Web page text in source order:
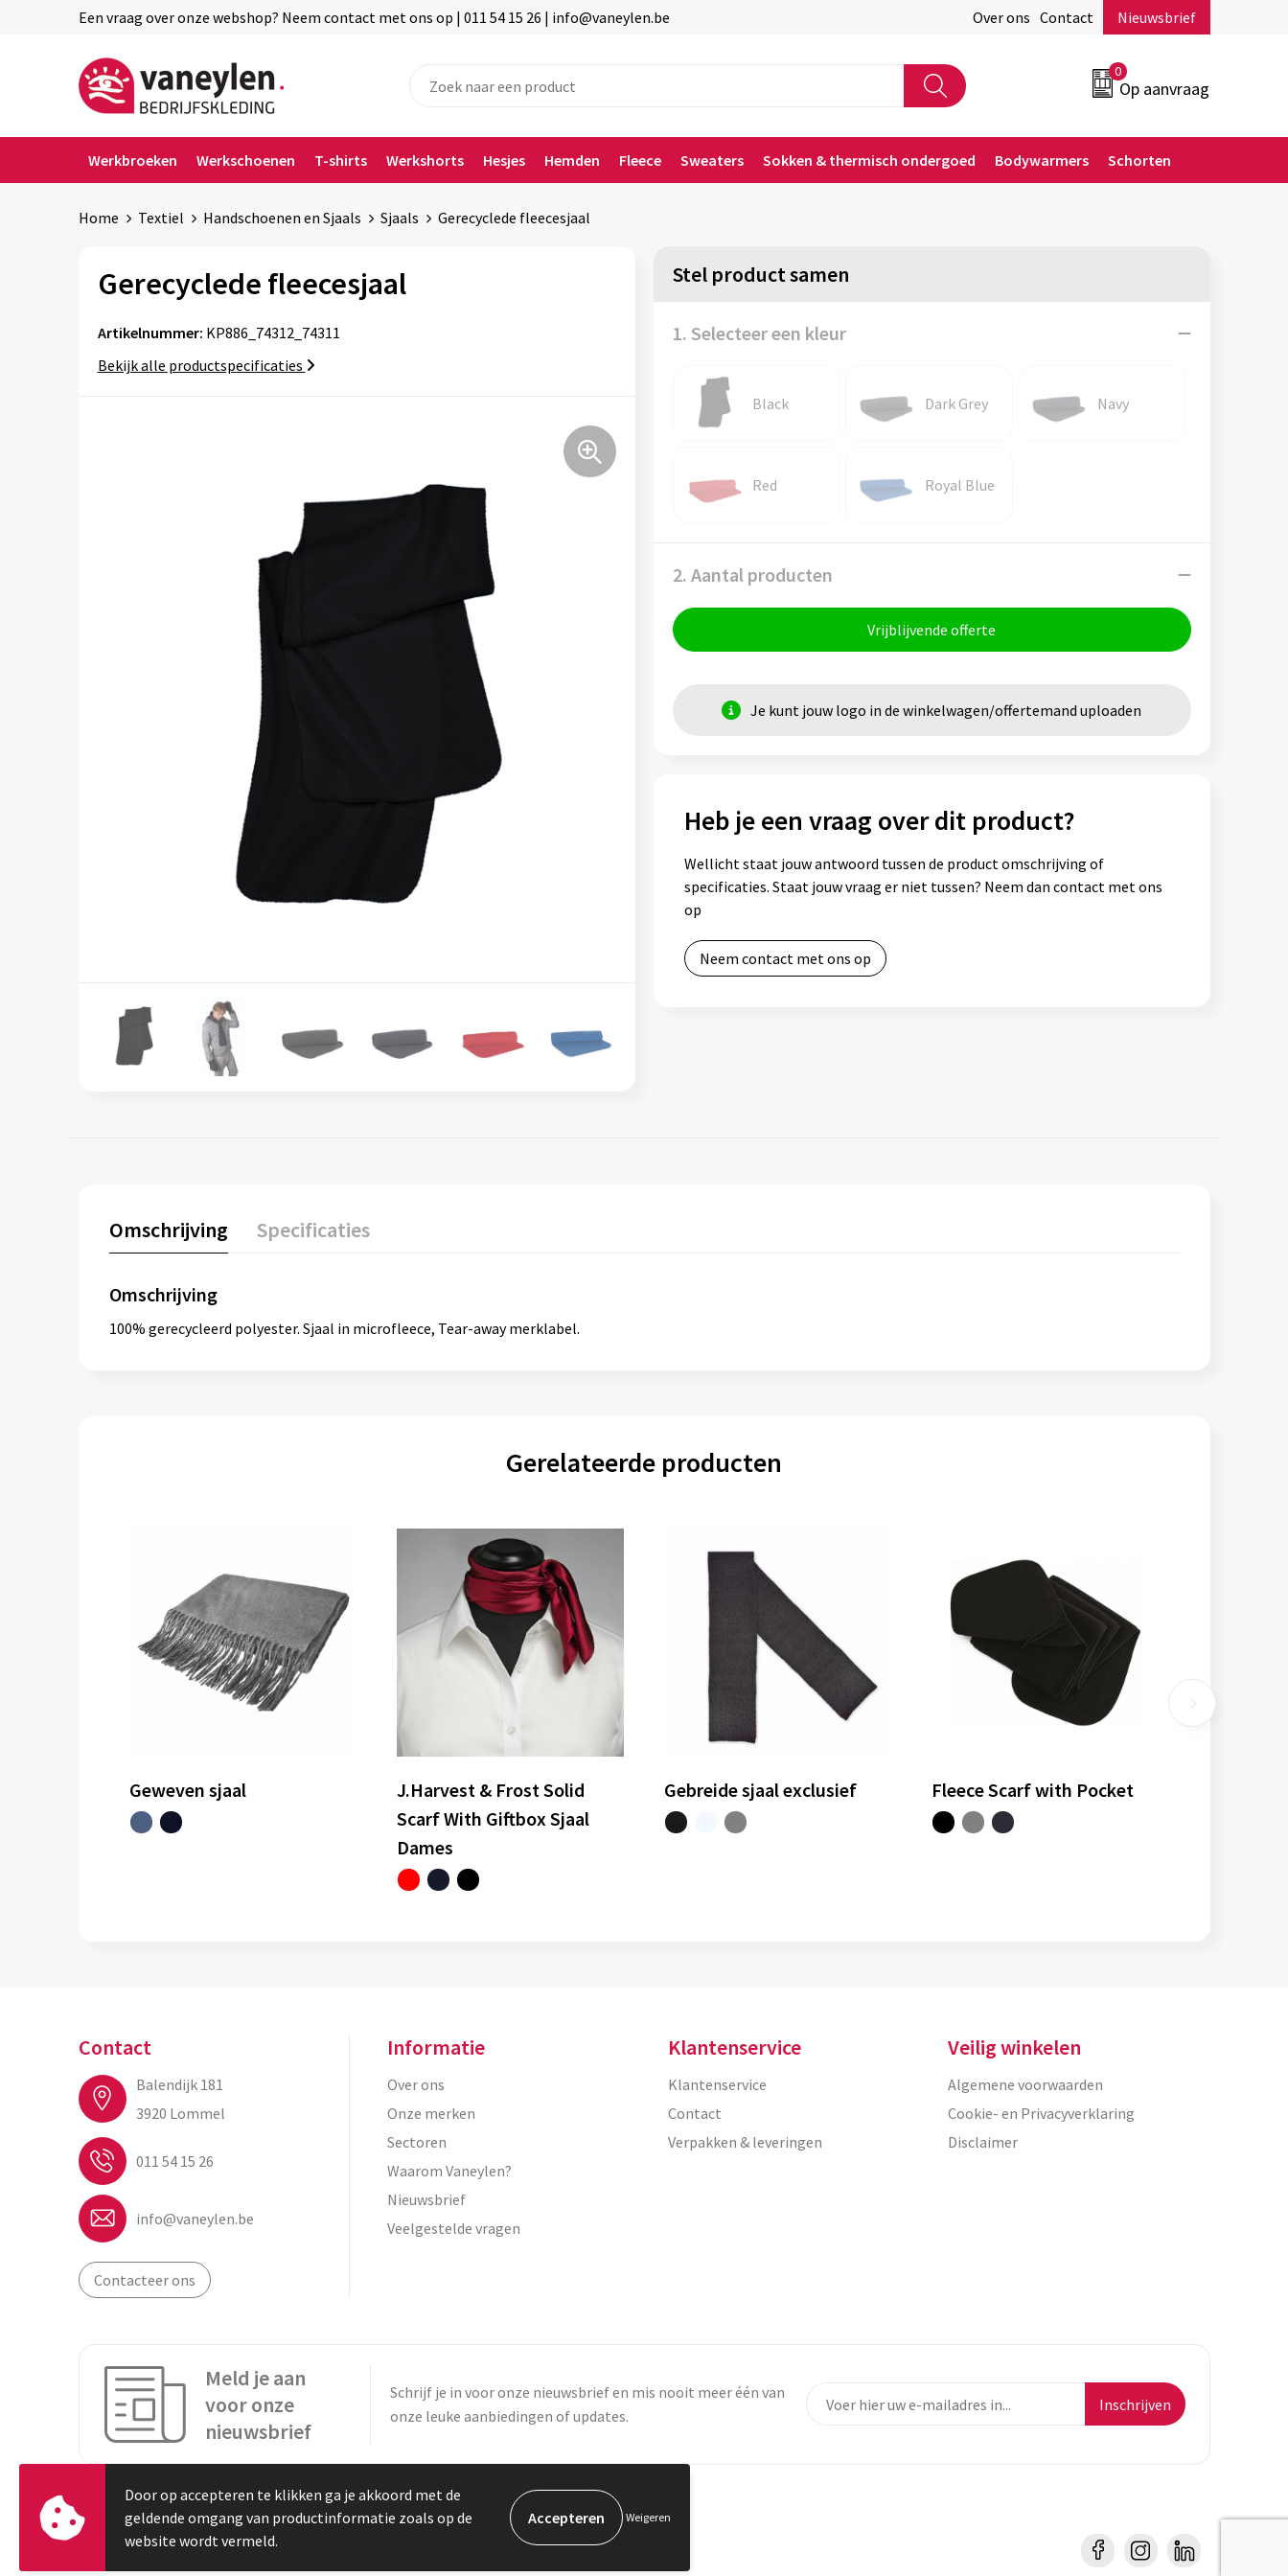
Een vraag over onze webshop? Neem contact met ons op | 011 54 15 26 | info@vaneylen.be Over ons Contact Nieuwsbrief
0
Op aanvraag
Werkbroeken Werkschoenen T-shirts Werkshorts Hesjes Hemden Fleece Sweaters Sokken & thermisch ondergoed Bodywarmers Schorten
Home Textiel Handschoenen en Sjaals Sjaals Gerecyclede fleecesjaal
Gerecyclede fleecesjaal
Artikelnummer: KP886_74312_74311
Bekijk alle productspecificaties
Stel product samen
1. Selecteer een kleur
Black Dark Grey Navy
Red Royal Blue
2. Aantal producten
Vrijblijvende offerte
Je kunt jouw logo in de winkelwagen/offertemand uploaden
Heb je een vraag over dit product?
Wellicht staat jouw antwoord tussen de product omschrijving of
specificaties. Staat jouw vraag er niet tussen? Neem dan contact met ons
op
Neem contact met ons op
Omschrijving Specificaties
Omschrijving
100% gerecycleerd polyester. Sjaal in microfleece, Tear-away merklabel.
Gerelateerde producten
Geweven sjaal
J.Harvest & Frost Solid
Scarf With Giftbox Sjaal
Dames
Gebreide sjaal exclusief Fleece Scarf with Pocket
Contact
Balendijk 181
3920 Lommel
011 54 15 26
info@vaneylen.be
Contacteer ons
Informatie
Over ons
Onze merken
Sectoren
Waarom Vaneylen?
Nieuwsbrief
Veelgestelde vragen
Klantenservice
Klantenservice
Contact
Verpakken & leveringen
Veilig winkelen
Algemene voorwaarden
Cookie- en Privacyverklaring
Disclaimer
Meld je aan
voor onze
nieuwsbrief
Schrijf je in voor onze nieuwsbrief en mis nooit meer één van
onze leuke aanbiedingen of updates.
Inschrijven
© Copyright Vaneylen 2023
Door op accepteren te klikken ga je akkoord met de
geldende omgang van productinformatie zoals op de
website wordt vermeld.
Weigeren